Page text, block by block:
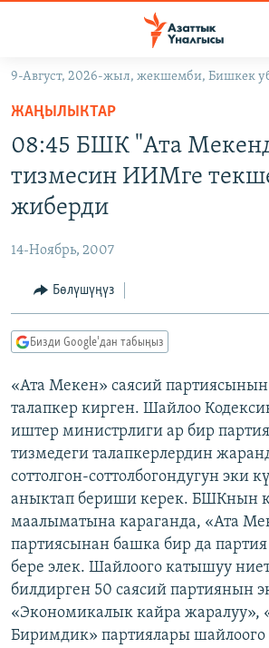
Навигацияга
өтүңүз
салыңыз
САЯСАТ
МАДАНИЯТ
ДҮЙНӨ
УКРАИНА
ТВ ПРОГРАММАЛАР
БҮГҮН АЗАТТЫКТА
ДАНИСТЕ
АЗАТТЫК+
ЫҢГАЙСЫЗ СУРООЛОР
ПОДКАСТ
ОНЛАЙН ШЕРИНЕ
ЭЕ/АРнун бардык сайттары
9-Август, 2026-жыл, жекшемби, Бишкек
ЖАҢЫЛЫКТАР
08:45 БШК "Ата
тизмесин ИИМге
жиберди
14-Ноябрь, 2007
Бөлүшүңүз
Бизди Google'дан табыңыз
«Ата Мекен» саясий
талапкер кирген. Шайлоо
иштер министрлиги ар бир
тизмедеги талапкерлердин
соттолгон-соттолбогондугун эки
аныктап бериши керек. БШКнын
маалыматына караганда, «Ата
партиясынан башка бир да
бере элек. Шайлоого катышуу
билдирген 50 саясий партиянын
«Экономикалык кайра жаралуу»,
Биримдик» партиялары